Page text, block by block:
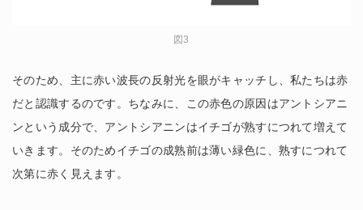
図3
そのため、主に赤い波長の反射光を眼がキャッチし、私たちは赤
だと認識するのです。ちなみに、この赤色の原因はアントシアニ
ンという成分で、アントシアニンはイチゴが熟すにつれて増えて
いきます。そのためイチゴの成熟前は薄い緑色に、熟すにつれて
次第に赤く見えます。